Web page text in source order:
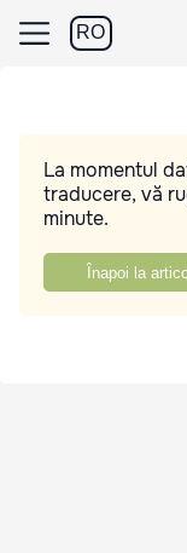
RO
La momentul
traducere, vă
minute.
Înapoi la